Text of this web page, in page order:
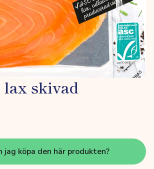
skivad
jag köpa den här produkten?